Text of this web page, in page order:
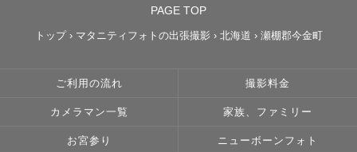
PAGE TOP
トップ› マタニティフォトの出張撮影 › 北海道 › 瀬棚郡今金町
ご利用の流れ 撮影料金
カメラマン一覧 家族、ファミリー
お宮参り ニューボーンフォト